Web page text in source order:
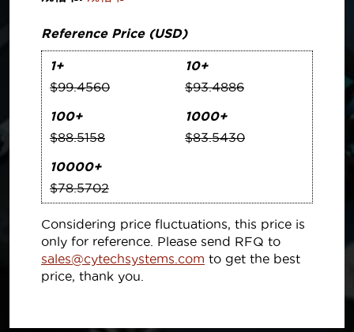
Reference Price (USD)
1+
$99.4560
10+
$93.4886
100+
$88.5158
1000+
$83.5430
10000+
$78.5702
Considering price fluctuations, this price is
only for reference. Please send RFQ to
sales@cytechsystems.com to get the best
price, thank you.